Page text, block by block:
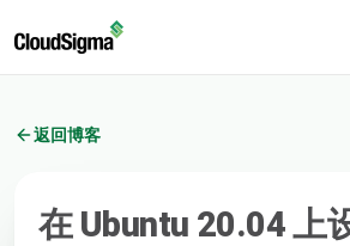
返回博客
在 Ubuntu 20.04 上